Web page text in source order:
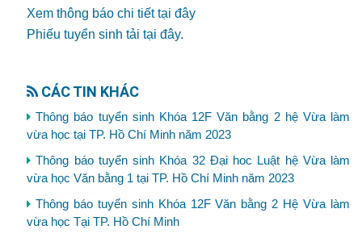
Xem thông báo chi tiết tại đây
Phiếu tuyển sinh tải tại đây.
CÁC TIN KHÁC
Thông báo tuyển sinh Khóa 12F Văn bằng 2 hệ Vừa làm
vừa học tại TP. Hồ Chí Minh năm 2023
Thông báo tuyển sinh Khóa 32 Đại hoc Luật hệ Vừa làm
vừa học Văn bằng 1 tại TP. Hồ Chí Minh năm 2023
Thông báo tuyển sinh Khóa 12F Văn bằng 2 Hệ Vừa làm
vừa học Tại TP. Hồ Chí Minh